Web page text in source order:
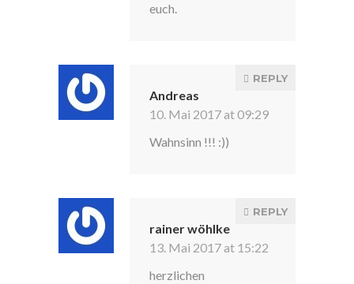
euch.
Andreas
10. Mai 2017 at 09:29
REPLY
Wahnsinn !!! :))
rainer wöhlke
13. Mai 2017 at 15:22
REPLY
herzlichen